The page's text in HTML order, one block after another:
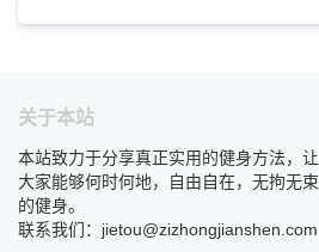
关于本站
本站致力于分享真正实用的健身方法，让
大家能够何时何地，自由自在，无拘无束
的健身。
联系我们：jietou@zizhongjianshen.com